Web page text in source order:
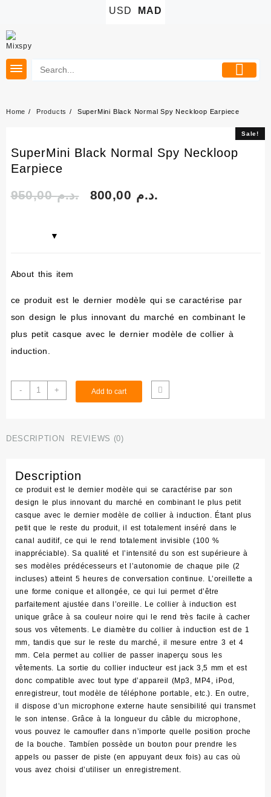
content
USD MAD
Home Products SuperMini Black Normal Spy Neckloop Earpiece
Sale!
SuperMini Black Normal Spy Neckloop
Earpiece
950,00 د.م. 800,00 د.م.
About this item
ce produit est le dernier modèle qui se caractérise par
son design le plus innovant du marché en combinant le
plus petit casque avec le dernier modèle de collier à
induction.
-
SuperMini
Black
Neckloop
+ Add to cart
Sale!
DESCRIPTION REVIEWS (0)
Description
ce produit est le dernier modèle qui se caractérise par son
design le plus innovant du marché en combinant le plus petit
casque avec le dernier modèle de collier à induction. Étant plus
petit que le reste du produit, il est totalement inséré dans le
canal auditif, ce qui le rend totalement invisible (100 %
inappréciable). Sa qualité et l’intensité du son est supérieure à
ses modèles prédécesseurs et l’autonomie de chaque pile (2
incluses) atteint 5 heures de conversation continue. L’oreillette a
une forme conique et allongée, ce qui lui permet d’être
parfaitement ajustée dans l’oreille. Le collier à induction est
unique grâce à sa couleur noire qui le rend très facile à cacher
sous vos vêtements. Le diamètre du collier à induction est de 1
mm, tandis que sur le reste du marché, il mesure entre 3 et 4
mm. Cela permet au collier de passer inaperçu sous les
vêtements. La sortie du collier inducteur est jack 3,5 mm et est
donc compatible avec tout type d’appareil (Mp3, MP4, iPod,
enregistreur, tout modèle de téléphone portable, etc.). En outre,
il dispose d’un microphone externe haute sensibilité qui transmet
le son intense. Grâce à la longueur du câble du microphone,
vous pouvez le camoufler dans n’importe quelle position proche
de la bouche. Tambíen possède un bouton pour prendre les
appels ou passer de piste (en appuyant deux fois) au cas où
vous avez choisi d’utiliser un enregistrement.